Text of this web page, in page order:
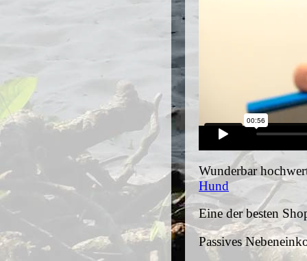
Wunderbar
Hund
Eine der besten
Passives